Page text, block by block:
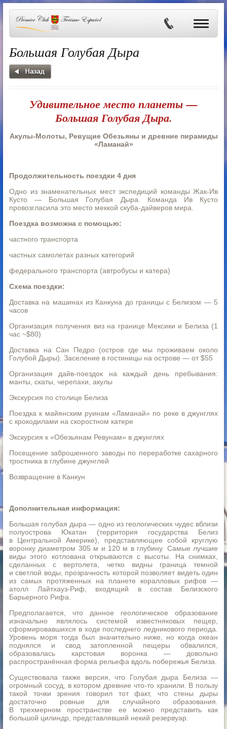
Большая Голубая Дыра
Удивительное место планеты —
Большая Голубая Дыра.
Акулы-Молоты, Ревущие Обезьяны и древние пирамиды
«Ламанай»
Продолжительность поездки 4 дня
Одно из знаменательных мест экспедиций команды Жак-Ив
Кусто — Большая Голубая Дыра. Команда Ив Кусто
провозгласила это место меккой скуба-дайверов мира.
Поездка возможна с помощью:
частного транспорта
частных самолетах разных категорий
федерального транспорта (автробусы и катера)
Схема поездки:
Доставка на машинах из Канкуна до границы с Белизом — 5
часов
Организация получения виз на границе Мексики и Белиза (1
час ~$80)
Доставка на Сан Педро (остров где мы проживаем около
Голубой Дыры). Заселение в гостиницы на острове — от $55
Организация дайв-поездок на каждый день пребывания:
манты, скаты, черепахи, акулы
Экскурсия по столице Белиза
Поездка к майянским руинам «Ламанай» по реке в джунглях
с крокодилами на скоростном катере
Экскурсия к «Обезьянам Ревунам» в джунглях
Посещение заброшенного заводы по переработке сахарного
тростника в глубине джунглей
Возвращение в Канкун
Дополнительная информация:
Большая голубая дыра — одно из геологических чудес вблизи
полуострова Юкатан (территория государства Белиз
в Центральной Америке), представляющее собой круглую
воронку диаметром 305 м и 120 м в глубину. Самые лучшие
виды этого котлована открываются с высоты. На снимках,
сделанных с вертолета, четко видны граница темной
и светлой воды, прозрачность которой позволяет видеть один
из самых протяженных на планете коралловых рифов —
атолл Лайтхауз-Риф, входящий в состав Белизского
Барьерного Рифа.
Предполагается, что данное геологическое образование
изначально являлось системой известняковых пещер,
сформировавшихся в ходе последнего ледникового периода.
Уровень моря тогда был значительно ниже, но когда океан
поднялся и свод затопленной пещеры обвалился,
образовалась карстовая воронка — довольно
распространённая форма рельефа вдоль побережья Белиза.
Существовала также версия, что Голубая дыра Белиза —
огромный сосуд, в котором древние что-то хранили. В пользу
такой точки зрения говорил тот факт, что стены дыры
достаточно ровные для случайного образования.
В трехмерном пространстве ее можно представить как
большой цилиндр, представлявший некий резервуар.